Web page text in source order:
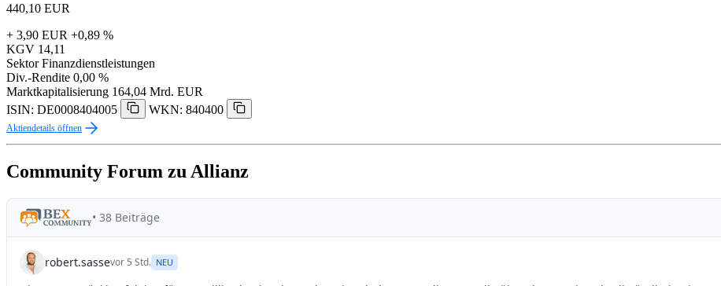
440,10 EUR
+ 3,90 EUR +0,89 %
KGV 14,11
Sektor Finanzdienstleistungen
Div.-Rendite 0,00 %
Marktkapitalisierung 164,04 Mrd. EUR
ISIN: DE0008404005
WKN: 840400
Aktiendetails öffnen
Community Forum zu Allianz